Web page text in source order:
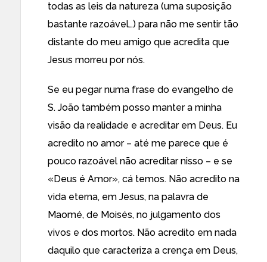
todas as leis da natureza (uma suposição
bastante razoável…) para não me sentir tão
distante do meu amigo que acredita que
Jesus morreu por nós.
Se eu pegar numa frase do evangelho de
S. João também posso manter a minha
visão da realidade e acreditar em Deus. Eu
acredito no amor – até me parece que é
pouco razoável não acreditar nisso – e se
«Deus é Amor», cá temos. Não acredito na
vida eterna, em Jesus, na palavra de
Maomé, de Moisés, no julgamento dos
vivos e dos mortos. Não acredito em nada
daquilo que caracteriza a crença em Deus,